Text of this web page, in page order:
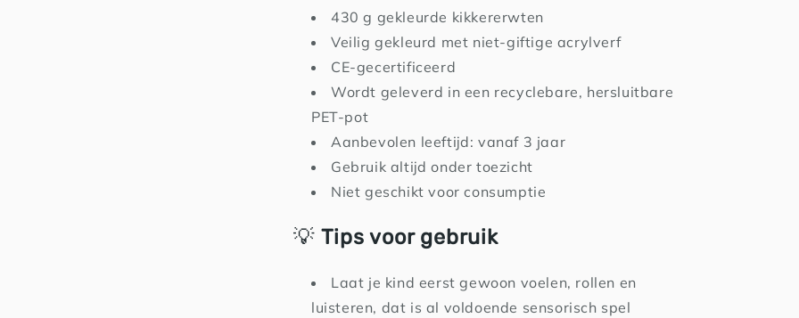
430 g gekleurde kikkererwten
Veilig gekleurd met niet-giftige acrylverf
CE-gecertificeerd
Wordt geleverd in een recyclebare, hersluitbare
PET-pot
Aanbevolen leeftijd: vanaf 3 jaar
Gebruik altijd onder toezicht
Niet geschikt voor consumptie
💡 Tips voor gebruik
Laat je kind eerst gewoon voelen, rollen en
luisteren, dat is al voldoende sensorisch spel